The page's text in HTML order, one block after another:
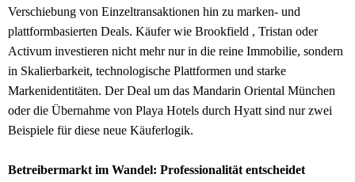
Verschiebung von Einzeltransaktionen hin zu marken- und
plattformbasierten Deals. Käufer wie Brookfield , Tristan oder
Activum investieren nicht mehr nur in die reine Immobilie, sondern
in Skalierbarkeit, technologische Plattformen und starke
Markenidentitäten. Der Deal um das Mandarin Oriental München
oder die Übernahme von Playa Hotels durch Hyatt sind nur zwei
Beispiele für diese neue Käuferlogik.
Betreibermarkt im Wandel: Professionalität entscheidet